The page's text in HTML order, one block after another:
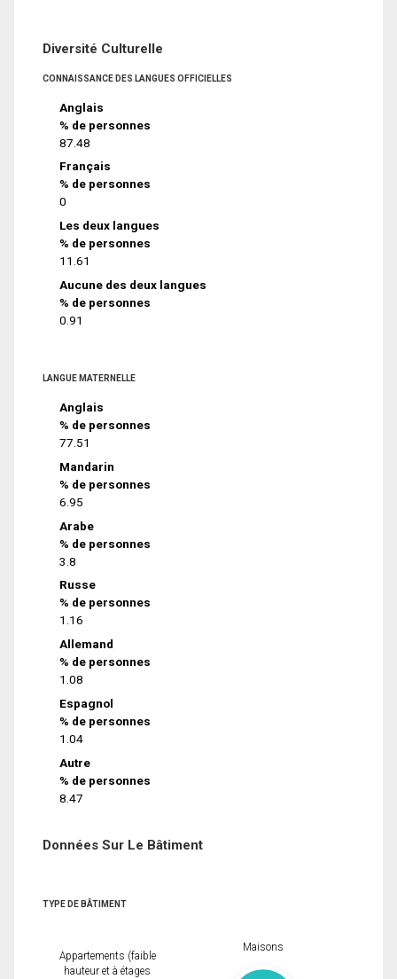
Diversité Culturelle
CONNAISSANCE DES LANGUES OFFICIELLES
Anglais
% de personnes
87.48
Français
% de personnes
0
Les deux langues
% de personnes
11.61
Aucune des deux langues
% de personnes
0.91
LANGUE MATERNELLE
Anglais
% de personnes
77.51
Mandarin
% de personnes
6.95
Arabe
% de personnes
3.8
Russe
% de personnes
1.16
Allemand
% de personnes
1.08
Espagnol
% de personnes
1.04
Autre
% de personnes
8.47
Données Sur Le Bâtiment
TYPE DE BÂTIMENT
Appartements (faible
hauteur et à étages
Maisons